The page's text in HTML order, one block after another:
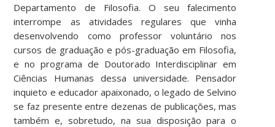
Departamento de Filosofia. O seu falecimento
interrompe as atividades regulares que vinha
desenvolvendo como professor voluntário nos
cursos de graduação e pós-graduação em Filosofia,
e no programa de Doutorado Interdisciplinar em
Ciências Humanas dessa universidade. Pensador
inquieto e educador apaixonado, o legado de Selvino
se faz presente entre dezenas de publicações, mas
também e, sobretudo, na sua disposição para o